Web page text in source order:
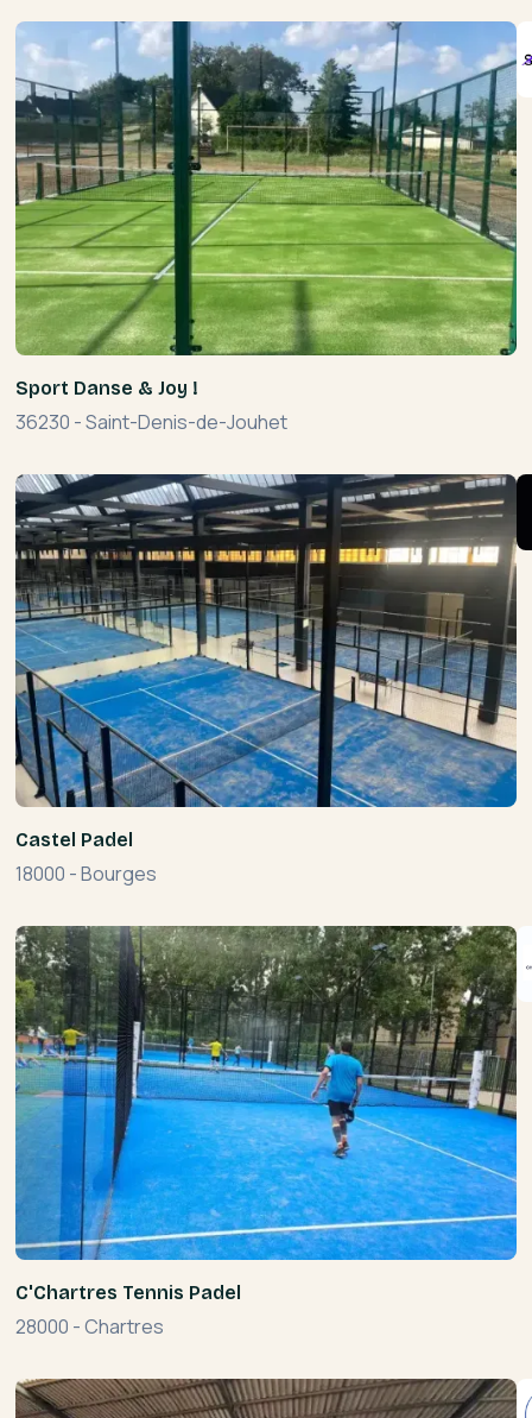
Sport Danse & Joy !
36230 -Saint-Denis-de-Jouhet
Castel Padel
18000 -Bourges
C'Chartres Tennis Padel
28000 -Chartres